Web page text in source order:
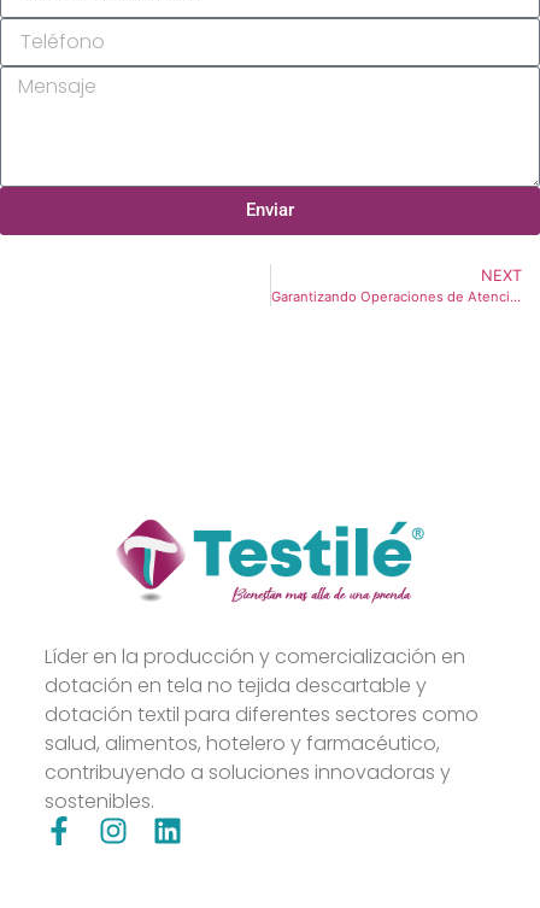
Enviar
NEXT
Garantizando Operaciones de Atención Médica sin Contratiempos: La Importancia Estratégica de Mantener Existencias de Suministros Médicos Desechables en Hospitales
Líder en la producción y comercialización en
dotación en tela no tejida descartable y
dotación textil para diferentes sectores como
salud, alimentos, hotelero y farmacéutico,
contribuyendo a soluciones innovadoras y
sostenibles.